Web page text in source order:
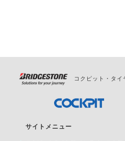
コクピット・タ
サイトメニュー